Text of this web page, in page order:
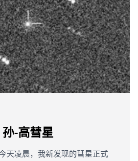
-高彗星
天凌晨，我新发现的彗星正式